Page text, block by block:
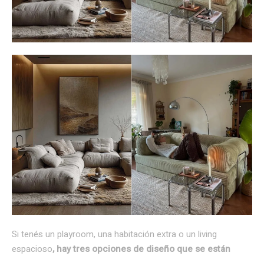
Si tenés un playroom, una habitación extra o un living
espacioso, hay tres opciones de diseño que se están